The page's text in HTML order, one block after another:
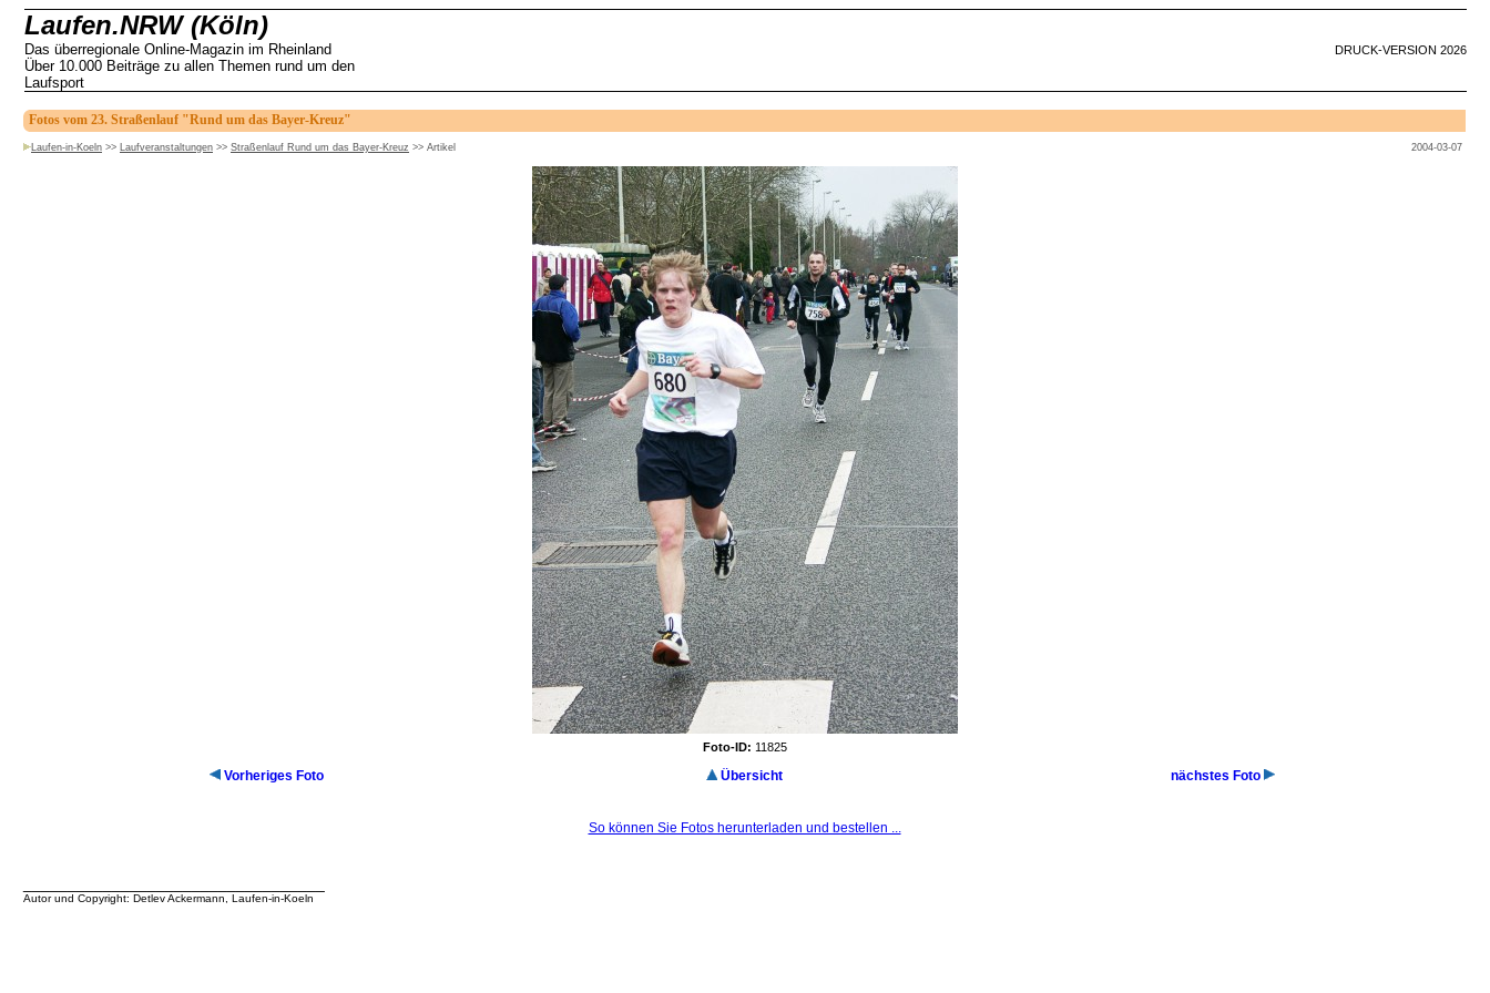
Laufen.NRW (Köln)
Das überregionale Online-Magazin im Rheinland
Über 10.000 Beiträge zu allen Themen rund um den
Laufsport
DRUCK-VERSION 2026
Fotos vom 23. Straßenlauf "Rund um das Bayer-Kreuz"
Laufen-in-Koeln >> Laufveranstaltungen >> Straßenlauf Rund um das Bayer-Kreuz >> Artikel 2004-03-07
Foto-ID: 11825
Vorheriges Foto Übersicht nächstes Foto
So können Sie Fotos herunterladen und bestellen ...
Autor und Copyright: Detlev Ackermann, Laufen-in-Koeln